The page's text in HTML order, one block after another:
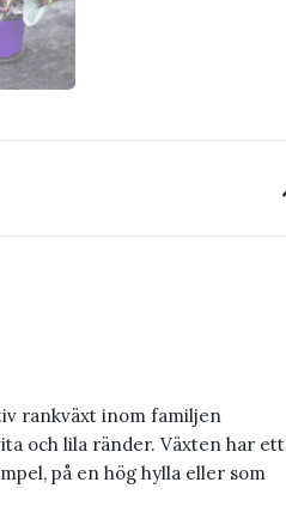
rankväxt inom familjen
och lila ränder. Växten har ett
på en hög hylla eller som